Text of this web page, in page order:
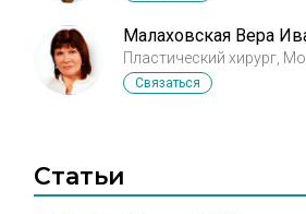
Малаховская Вера
Пластический хирург,
Связаться
Статьи